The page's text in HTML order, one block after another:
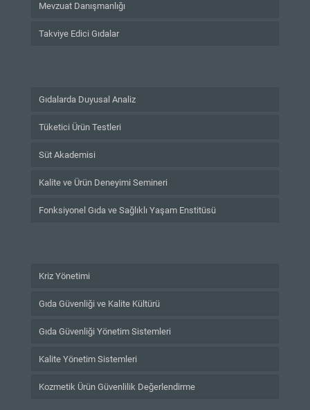
Mevzuat Danışmanlığı
Takviye Edici Gıdalar
Gıdalarda Duyusal Analiz
Tüketici Ürün Testleri
Süt Akademisi
Kalite ve Ürün Deneyimi Semineri
Fonksiyonel Gıda ve Sağlıklı Yaşam Enstitüsü
Kriz Yönetimi
Gıda Güvenliği ve Kalite Kültürü
Gıda Güvenliği Yönetim Sistemleri
Kalite Yönetim Sistemleri
Kozmetik Ürün Güvenlilik Değerlendirme